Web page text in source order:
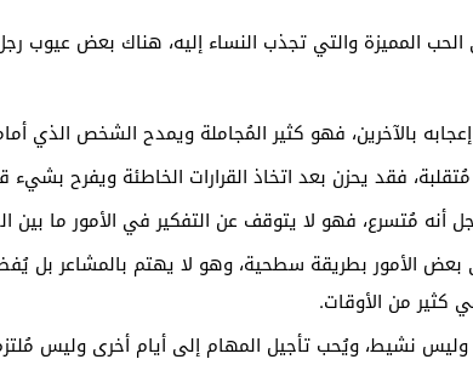
المميزة والتي تجذب النساء إليه، هناك بعض عيوب
بالآخرين، فهو كثير المُجاملة ويمدح الشخص الذي
فقد يحزن بعد اتخاذ القرارات الخاطئة ويفرح بشيء
أنه مُتسرع، فهو لا يتوقف عن التفكير في الأمور ما بين
بعض الأمور بطريقة سطحية، وهو لا يهتم بالمشاعر بل
كثير من الأوقات.
نشيط، ويُحب تأجيل المهام إلى أيام أخرى وليس